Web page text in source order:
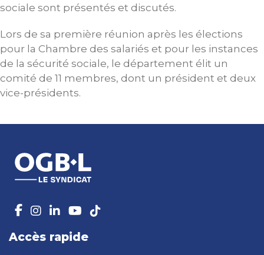
sociale sont présentés et discutés.
Lors de sa première réunion après les élections
pour la Chambre des salariés et pour les instances
de la sécurité sociale, le département élit un
comité de 11 membres, dont un président et deux
vice-présidents.
Accès rapide